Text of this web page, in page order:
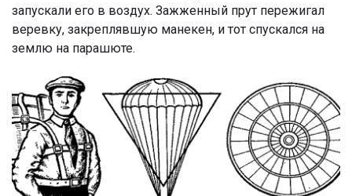
запускали его в воздух. Зажженный прут пережигал
веревку, закреплявшую манекен, и тот спускался на
землю на парашюте.